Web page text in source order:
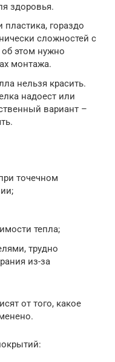
здоровья.
гораздо
сложностей с
этом нужно
монтажа.
нельзя красить.
надоест или
вариант –
точечном
тепла;
трудно
из-за
от того, какое